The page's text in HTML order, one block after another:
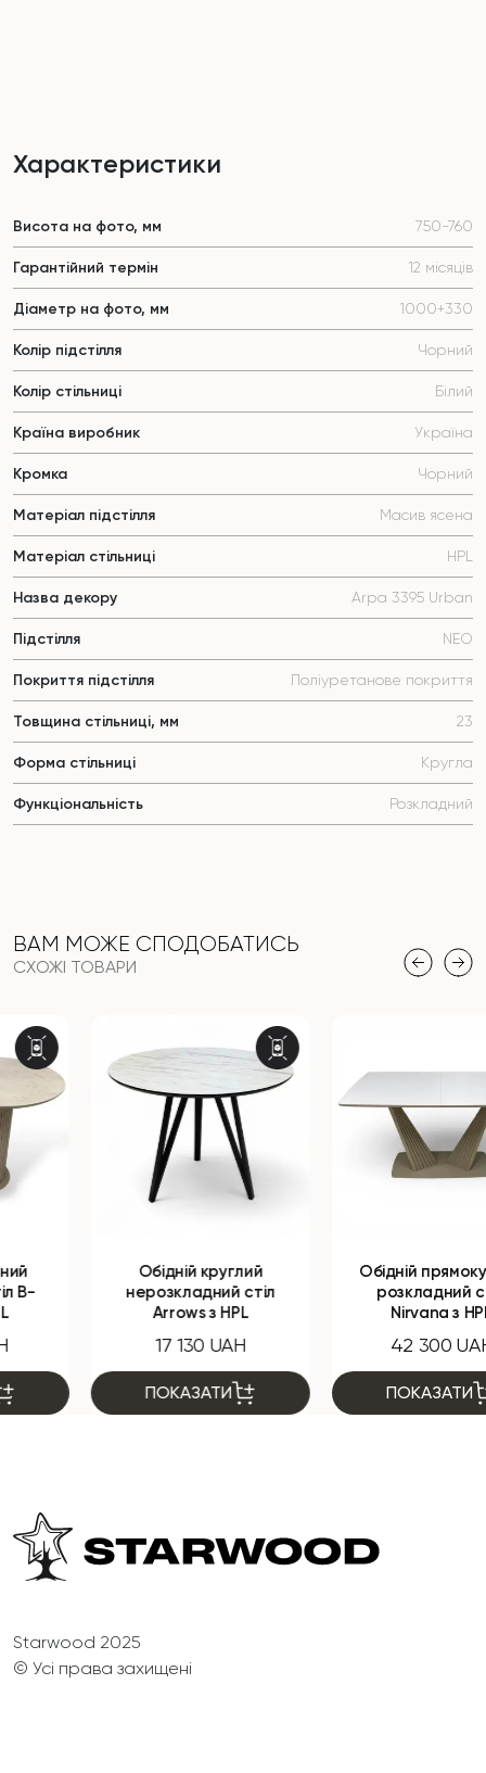
Характеристики
Висота на фото, мм 750-760
Гарантійний термін 12 місяців
Діаметр на фото, мм 1000+330
Колір підстілля Чорний
Колір стільниці Білий
Країна виробник Україна
Кромка Чорний
Матеріал підстілля Масив ясена
Матеріал стільниці HPL
Назва декору Arpa 3395 Urban
Підстілля NEO
Покриття підстілля Поліуретанове покриття
Товщина стільниці, мм 23
Форма стільниці Кругла
Функціональність Розкладний
ВАМ МОЖЕ СПОДОБАТИСЬ
СХОЖІ ТОВАРИ
Обідній круглий
нерозкладний стіл
Arrows з HPL
17 130 UAH
ПОКАЗАТИ
Обідній прямокутний
розкладний стіл
Nirvana з HPL
42 300 UAH
ПОКАЗАТИ
Starwood 2025
© Усі права захищені